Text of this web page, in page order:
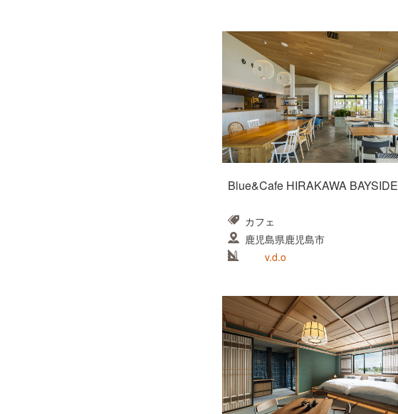
Blue&Cafe HIRAKAWA BAYSIDE
カフェ
鹿児島県鹿児島市
v.d.o